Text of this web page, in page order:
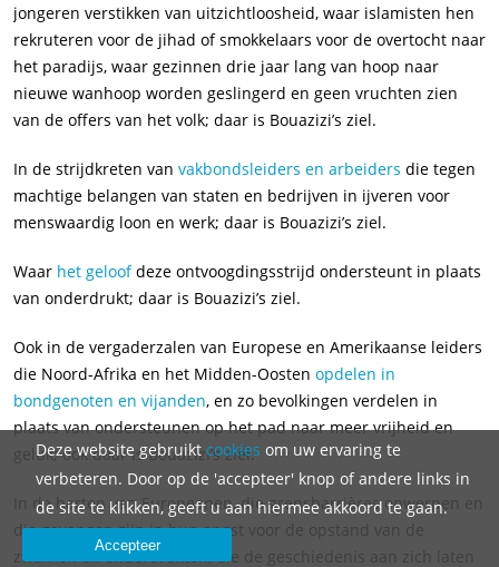
jongeren verstikken van uitzichtloosheid, waar islamisten hen
rekruteren voor de jihad of smokkelaars voor de overtocht naar
het paradijs, waar gezinnen drie jaar lang van hoop naar
nieuwe wanhoop worden geslingerd en geen vruchten zien
van de offers van het volk; daar is Bouazizi’s ziel.
In de strijdkreten van vakbondsleiders en arbeiders die tegen
machtige belangen van staten en bedrijven in ijveren voor
menswaardig loon en werk; daar is Bouazizi’s ziel.
Waar het geloofdeze ontvoogdingsstrijd ondersteunt in plaats
van onderdrukt; daar is Bouazizi’s ziel.
Ook in de vergaderzalen van Europese en Amerikaanse leiders
die Noord-Afrika en het Midden-Oosten opdelen in
bondgenoten en vijanden, en zo bevolkingen verdelen in
plaats van ondersteunen op het pad naar meer vrijheid en
geluk; ook daar is Bouazizi’s ziel.
In de harten van Europeanen, die grensbarrières opwerpen en
die gevangen zijn in hun angst voor de opstand van de
zwakken en onderdrukten, die de geschiedenis aan zich laten
Deze website gebruiktcookies om uw ervaring te
verbeteren. Door op de 'accepteer' knop of andere links in
de site te klikken, geeft u aan hiermee akkoord te gaan.
Accepteer